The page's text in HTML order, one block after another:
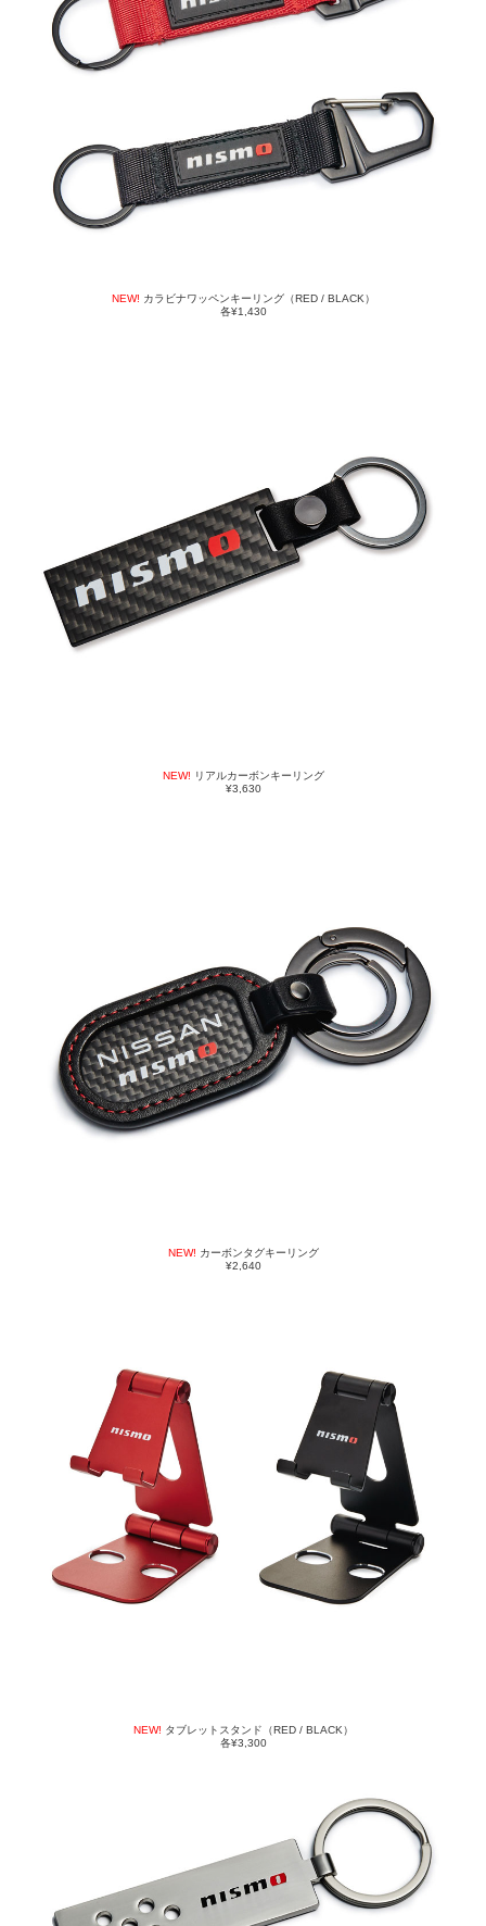
NEW! カラビナワッペンキーリング（RED / BLACK）
各¥1,430
NEW! リアルカーボンキーリング
¥3,630
NEW! カーボンタグキーリング
¥2,640
NEW! タブレットスタンド（RED / BLACK）
各¥3,300